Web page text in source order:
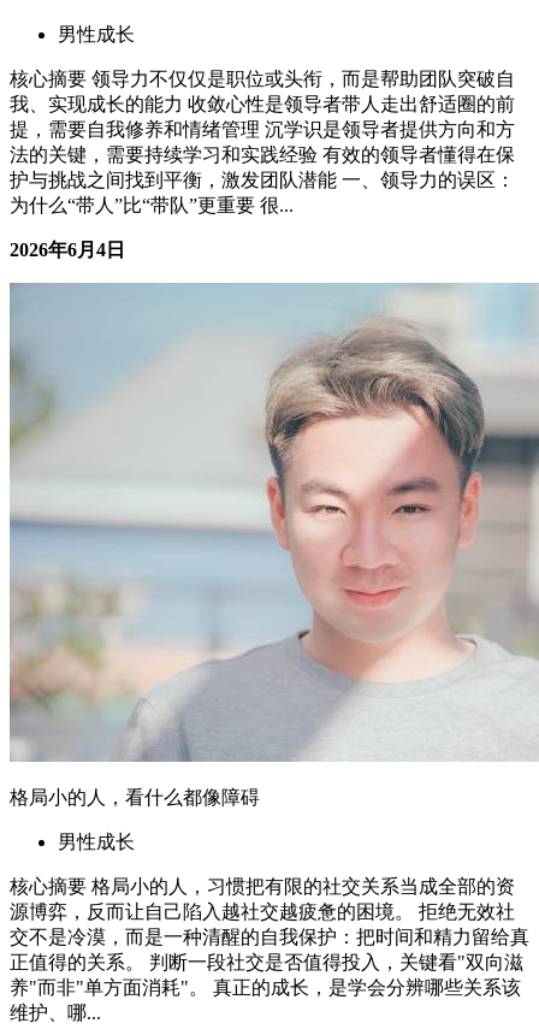
核心摘要 格局小的人，习惯把有限的社交关系当成全部的资
源博弈，反而让自己陷入越社交越疲惫的困境。 拒绝无效社
交不是冷漠，而是一种清醒的自我保护：把时间和精力留给真
正值得的关系。 判断一段社交是否值得投入，关键看"双向滋
养"而非"单方面消耗"。 真正的成长，是学会分辨哪些关系该
维护、哪...